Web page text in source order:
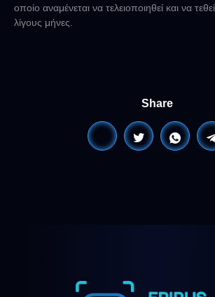
Share
οποίο αναμένεται να τελειοποιηθεί και να
λίγους μήνες.